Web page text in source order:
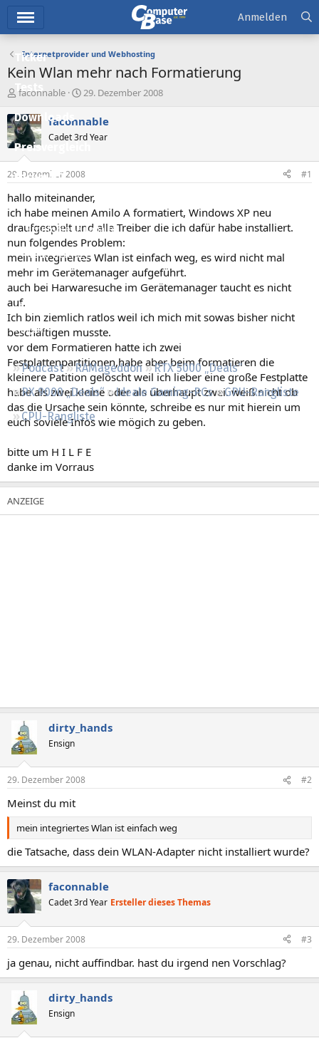
Ticker
Tests
Downloads
Preisvergleich
Forum
Aktuelles
Empfohlene Inhalte
Neue Beiträge
Neueste Aktivitäten
Leserartikel
Regeln
Podcast RAMageddon
RTX 5000 „Deals“
RX 9000 „Deals“
Ideale Gaming-PCs
GPU-Rangliste
CPU-Rangliste
Anmelden
Internetprovider und Webhosting
Kein Wlan mehr nach Formatierung
E
s
t
e
e
r
faconnable
E
s
e
l
t
a
29. Dezember 2008
faconnable
Cadet 3rd Year
29. Dezember 2008 #1
hallo miteinander,
ich habe meinen Amilo A formatiert, Windows XP neu
draufgespielt und alle Treiber die ich dafür habe installiert.
nun folgendes Problem:
mein integriertes Wlan ist einfach weg, es wird nicht mal
mehr im Gerätemanager aufgeführt.
auch bei Harwaresuche im Gerätemanager taucht es nicht
auf.
Ich bin ziemlich ratlos weil ich mich mit sowas bisher nicht
beschäftigen musste.
vor dem Formatieren hatte ich zwei
Festplattenpartitionen,habe aber beim formatieren die
kleinere Patition gelöscht weil ich lieber eine große Festplatte
habe als zwei kleine oder als überhaupt zwei. weiß nicht ob
das die Ursache sein könnte, schreibe es nur mit hierein um
euch soviele Infos wie mögich zu geben.
bitte um H I L F E
danke im Vorraus
dirty_hands
Ensign
29. Dezember 2008 #2
Meinst du mit
mein integriertes Wlan ist einfach weg
die Tatsache, dass dein WLAN-Adapter nicht installiert wurde?
faconnable
Cadet 3rd Year Ersteller dieses Themas
29. Dezember 2008 #3
ja genau, nicht auffindbar. hast du irgend nen Vorschlag?
dirty_hands
Ensign